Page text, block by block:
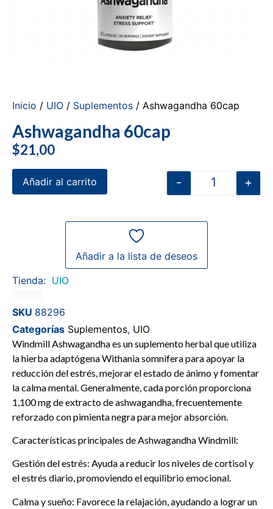
Inicio / UIO / Suplementos / Ashwagandha 60cap
Ashwagandha 60cap
$21,00
- +
Añadir al carrito
Añadir a la lista de deseos
Tienda: UIO
0
de
5
SKU 88296
Categorías Suplementos, UIO
Windmill Ashwagandha es un suplemento herbal que utiliza
la hierba adaptógena Withania somnifera para apoyar la
reducción del estrés, mejorar el estado de ánimo y fomentar
la calma mental. Generalmente, cada porción proporciona
1,100 mg de extracto de ashwagandha, frecuentemente
reforzado con pimienta negra para mejor absorción.
Características principales de Ashwagandha Windmill:
Gestión del estrés: Ayuda a reducir los niveles de cortisol y
el estrés diario, promoviendo el equilibrio emocional.
Calma y sueño: Favorece la relajación, ayudando a lograr un